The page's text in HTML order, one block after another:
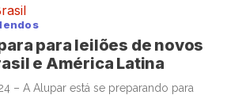
para leilões de novos
e América Latina
– A Alupar está se preparando para